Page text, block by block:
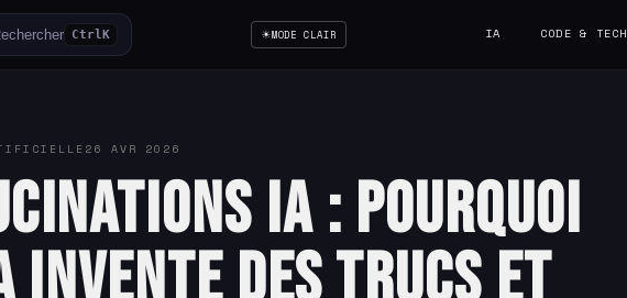
CtrlK ☀MODE CLAIR IA CODE & TECH
26 AVR 2026
IA : pourquoi
invente des trucs et